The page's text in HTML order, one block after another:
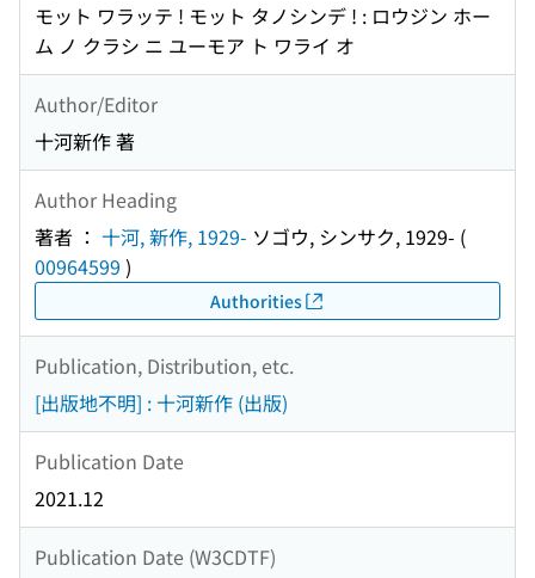
モット ワラッテ ! モット タノシンデ ! : ロウジン ホー
ム ノ クラシ ニ ユーモア ト ワライ オ
Author/Editor
十河新作 著
Author Heading
著者 ： 十河, 新作, 1929- ソゴウ, シンサク, 1929- (
00964599 )
Authorities
Publication, Distribution, etc.
[出版地不明] : 十河新作 (出版)
Publication Date
2021.12
Publication Date (W3CDTF)